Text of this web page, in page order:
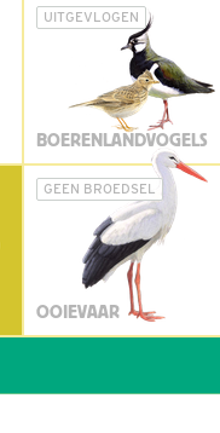
UITGEVLOGEN
BOERENLANDVOGELS
GEEN BROEDSEL
OOIEVAAR